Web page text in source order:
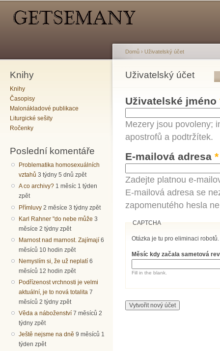
Knihy
Knihy
Časopisy
Malonákladové publikace
Liturgické sešity
Ročenky
Poslední komentáře
Problematika homosexuálních
vztahů 3 týdny 5 dnů zpět
A co archivy? 1 měsíc 1 týden
zpět
Přímluvy 2 měsíce 3 týdny zpět
Karl Rahner "do nebe může 3
měsíce 2 týdny zpět
Marnost nad marnost. Zajímají 6
měsíců 10 hodin zpět
Nemyslím si, že už neplatí 6
měsíců 12 hodin zpět
Podřízenost vrchnosti je velmi
aktuální, je to nová totalita 7
měsíců 2 týdny zpět
Věda a náboženství 7 měsíců 2
týdny zpět
Ještě nejsme na dně 9 měsíců 1
týden zpět
Jste zde
Domů › Uživatelský účet
Uživatelský účet
Hlavní záložky
Uživatelské jméno
Mezery jsou povoleny;
apostrofů a podtržítek.
E-mailová adresa *
Zadejte platnou e-
E-mailová adresa se
zapomenutého hesla
CAPTCHA
Otázka je tu pro eliminaci robotů.
Měsíc kdy začala sametová
Fill in the blank.